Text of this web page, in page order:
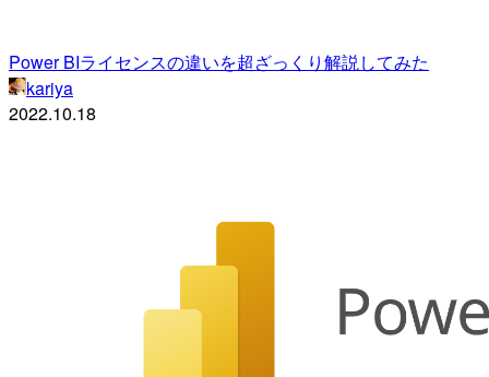
Power BIライセンスの違いを超ざっくり解説してみた
kariya
2022.10.18